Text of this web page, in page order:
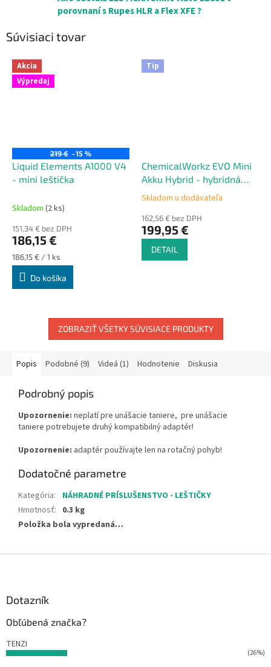
porovnaní s Rupes HLR a Flex XFE ?
Súvisiaci tovar
Akcia
Výpredaj
219 € –15 %
Liquid Elements A1000 V4
- mini leštička
Skladom (2 ks)
151,34 € bez DPH
186,15 €
Jednotková
cena:
186,15 € / 1 ks
Do košíka
Tip
ChemicalWorkz EVO Mini
Akku Hybrid - hybridná
mini leštička 2.0
Priemerné
produktu
je
Skladom u dodávateľa
162,56 € bez DPH
199,95 €
DETAIL
ZOBRAZIŤ VŠETKY SÚVISIACE PRODUKTY
Popis Podobné (9) Videá (1) Hodnotenie Diskusia
Podrobný popis
Upozornenie: neplatí pre unášacie taniere, pre unášacie
taniere potrebujete druhý kompatibilný adaptér!
Upozornenie: adaptér používajte len na rotačný pohyb!
Dodatočné parametre
Kategória:
NÁHRADNÉ PRÍSLUŠENSTVO - LEŠTIČKY
Hmotnosť: 0.3 kg
Položka bola vypredaná…
Dotazník
Obľúbená značka?
TENZI
(26%)